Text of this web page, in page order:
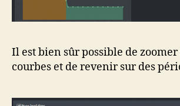
Il est bien sûr possible de zoomer
courbes et de revenir sur des